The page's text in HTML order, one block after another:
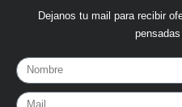
Dejanos tu mail para recibir
Nombre
Mail